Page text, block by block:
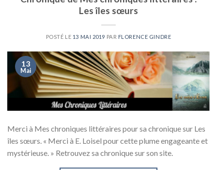
Les îles sœurs
POSTÉ LE 13 MAI 2019 PAR FLORENCE GINDRE
13
Mai
Merci à Mes chroniques littéraires pour sa chronique sur Les
îles sœurs. « Merci à E. Loisel pour cette plume engageante et
mystérieuse. » Retrouvez sa chronique sur son site.